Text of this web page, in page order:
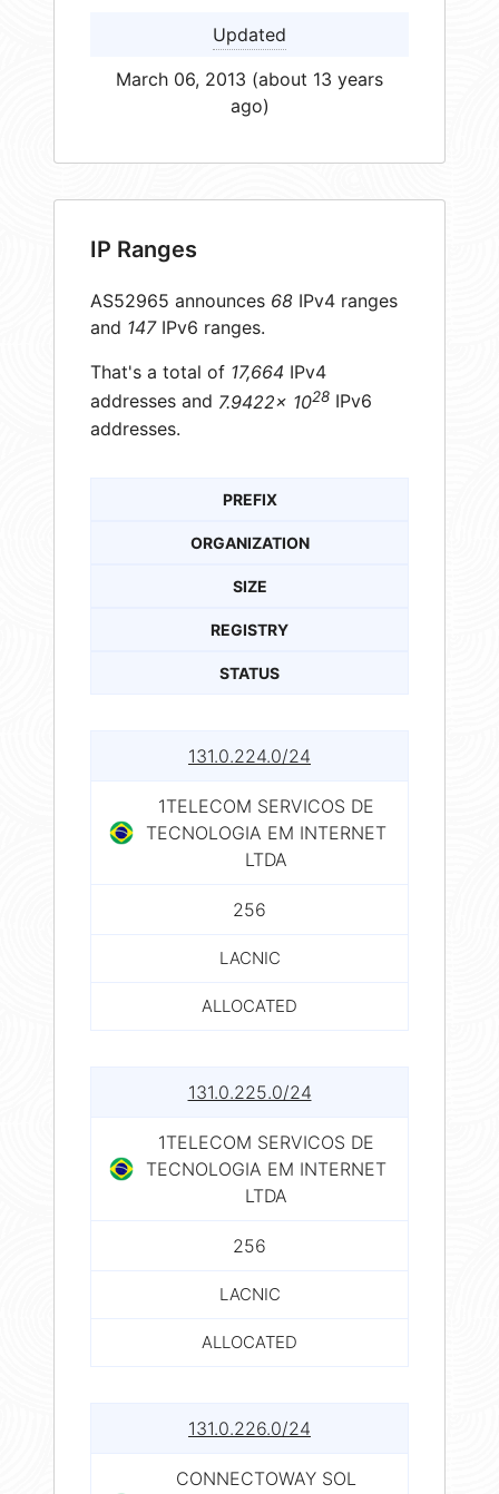
Updated
March 06, 2013 (about 13 years
ago)
IP Ranges
AS52965 announces 68 IPv4 ranges
and 147IPv6 ranges.
That's a total of 17,664 IPv4
addresses and 7.9422× 1028 IPv6
addresses.
PREFIX
ORGANIZATION
SIZE
REGISTRY
STATUS
131.0.224.0/24
1TELECOM SERVICOS DE
TECNOLOGIA EM INTERNET
LTDA
256
LACNIC
ALLOCATED
131.0.225.0/24
1TELECOM SERVICOS DE
TECNOLOGIA EM INTERNET
LTDA
256
LACNIC
ALLOCATED
131.0.226.0/24
CONNECTOWAY SOL